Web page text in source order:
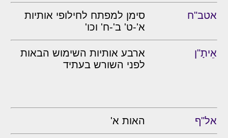
אטב"ח
סימן למפתח לחילופי אותיות
א'-ט' ב'-ח' וכו'
אֵיתָ"ן
ארבע אותיות השימוש הבאות
לפני השורש בעתיד
אל"ף האות א'